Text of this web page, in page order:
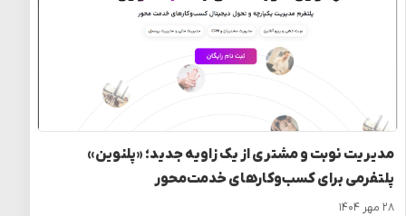
مدیریت نوبت و مشتری از یک زاویه جدید؛ «پلنوین»
پلتفرمی برای کسب‌وکارهای خدمت‌محور
۲۸ مهر ۱۴۰۴